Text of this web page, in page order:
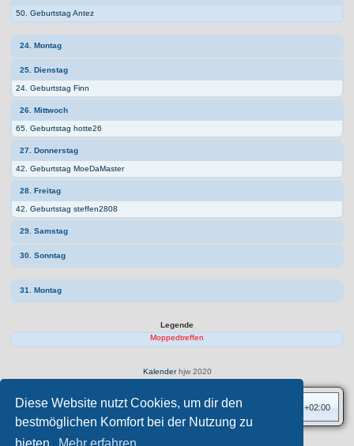
Diese Website nutzt Cookies, um dir den
bestmöglichen Komfort bei der Nutzung zu
50. Geburtstag Antez
24. Montag
25. Dienstag
24. Geburtstag Finn
26. Mittwoch
65. Geburtstag hotte26
27. Donnerstag
42. Geburtstag MoeDaMaster
28. Freitag
42. Geburtstag steffen2808
29. Samstag
30. Sonntag
31. Montag
Legende
Moppedtreffen
Kalenderhjw 2020
Foren-Übersicht Alle Zeiten sind UTC+02:00